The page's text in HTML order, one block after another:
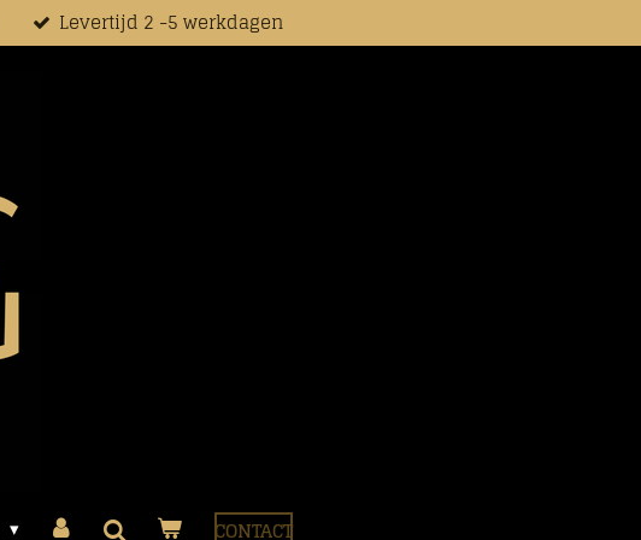
Levertijd 2 -5 werkdagen
CONTACT